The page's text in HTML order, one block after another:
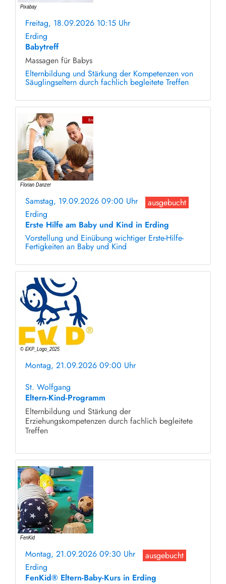
Freitag, 18.09.2026 10:15 Uhr
Erding
Babytreff
Massagen für Babys
Elternbildung und Stärkung der Kompetenzen von
Säuglingseltern durch fachlich begleitete Treffen
Samstag, 19.09.2026 09:00 Uhr
ausgebucht
Erding
Erste Hilfe am Baby und Kind in Erding
Vorstellung und Einübung wichtiger Erste-Hilfe-
Fertigkeiten an Baby und Kind
Montag, 21.09.2026 09:00 Uhr
St. Wolfgang
Eltern-Kind-Programm
Elternbildung und Stärkung der
Erziehungskompetenzen durch fachlich begleitete
Treffen
Montag, 21.09.2026 09:30 Uhr
ausgebucht
Erding
FenKid® Eltern-Baby-Kurs in Erding